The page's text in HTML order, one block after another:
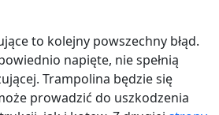
to kolejny powszechny błąd.
napięte, nie spełnią
Trampolina będzie się
prowadzić do uszkodzenia